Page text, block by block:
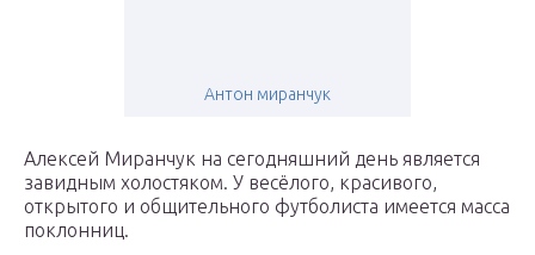
Антон миранчук
Алексей Миранчук на сегодняшний день является
завидным холостяком. У весёлого, красивого,
открытого и общительного футболиста имеется масса
поклонниц.